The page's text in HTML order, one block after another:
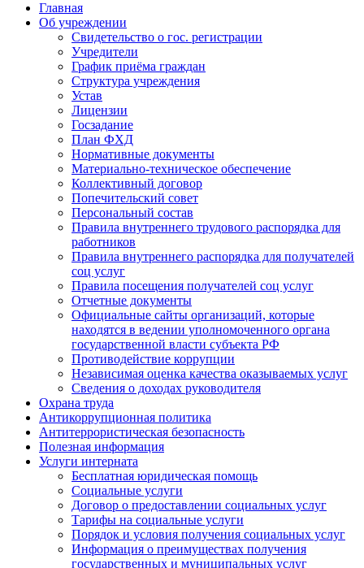
Главная
Об учреждении
Свидетельство о гос. регистрации
Учредители
График приёма граждан
Структура учреждения
Устав
Лицензии
Госзадание
План ФХД
Нормативные документы
Материально-техническое обеспечение
Коллективный договор
Попечительский совет
Персональный состав
Правила внутреннего трудового распорядка для
работников
Правила внутреннего распорядка для получателей
соц услуг
Правила посещения получателей соц услуг
Отчетные документы
Официальные сайты организаций, которые
находятся в ведении уполномоченного органа
государственной власти субъекта РФ
Противодействие коррупции
Независимая оценка качества оказываемых услуг
Cведения о доходах руководителя
Охрана труда
Антикоррупционная политика
Антитеррористическая безопасность
Полезная информация
Услуги интерната
Бесплатная юридическая помощь
Социальные услуги
Договор о предоставлении социальных услуг
Тарифы на социальные услуги
Порядок и условия получения социальных услуг
Информация о преимуществах получения
государственных и муниципальных услуг